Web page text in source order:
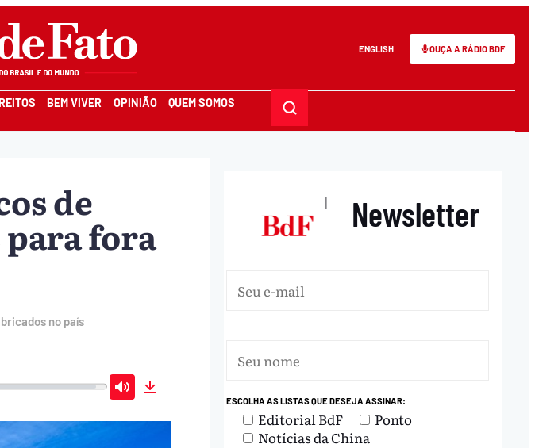
ENGLISH OUÇA A RÁDIO BDF
BEM VIVER OPINIÃO QUEM SOMOS
de
fora
no país
Mute
| Newsletter
ESCOLHA AS LISTAS QUE DESEJA ASSINAR:
Editorial BdF
Ponto
Notícias da China